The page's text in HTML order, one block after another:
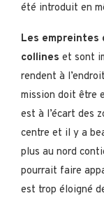
été introduit en
Les empreintes
collines et sont
rendent à
mission doit être
est à l’écart des
centre et il y a
plus au nord
pourrait faire
est trop éloigné